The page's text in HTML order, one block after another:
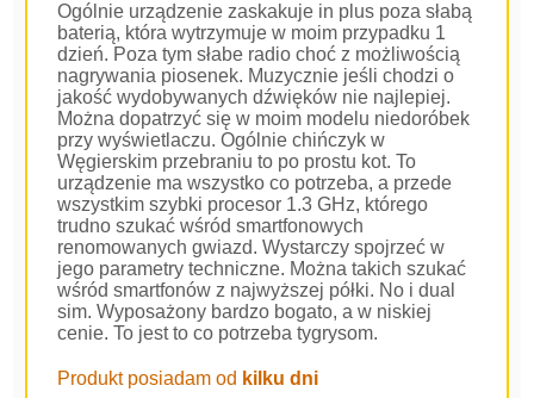
Ogólnie urządzenie zaskakuje in plus poza słabą
baterią, która wytrzymuje w moim przypadku 1
dzień. Poza tym słabe radio choć z możliwością
nagrywania piosenek. Muzycznie jeśli chodzi o
jakość wydobywanych dźwięków nie najlepiej.
Można dopatrzyć się w moim modelu niedoróbek
przy wyświetlaczu. Ogólnie chińczyk w
Węgierskim przebraniu to po prostu kot. To
urządzenie ma wszystko co potrzeba, a przede
wszystkim szybki procesor 1.3 GHz, którego
trudno szukać wśród smartfonowych
renomowanych gwiazd. Wystarczy spojrzeć w
jego parametry techniczne. Można takich szukać
wśród smartfonów z najwyższej półki. No i dual
sim. Wyposażony bardzo bogato, a w niskiej
cenie. To jest to co potrzeba tygrysom.
Produkt posiadam od kilku dni